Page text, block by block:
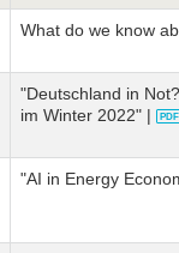
What do we know
"Deutschland in
im Winter 2022" |
"AI in Energy